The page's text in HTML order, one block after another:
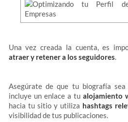
Una vez creada la cuenta, es
atraer y retener a los seguidores
Asegúrate de que tu biografía
incluye un enlace a tualojamiento
hacia tu sitio y utiliza hashtags
visibilidad de tus publicaciones.